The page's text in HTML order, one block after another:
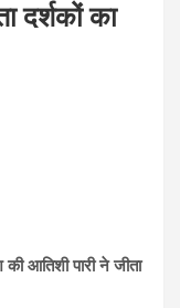
दर्शकों का
आतिशी पारी ने जीता